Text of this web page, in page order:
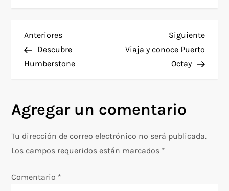
N
a
e
g
a
c
Entrada
anterior
Anteriores
Descubre
Humberstone
Siguiente
Viaja y conoce Puerto
Octay
Agregar un comentario
Tu dirección de correo electrónico no será publicada.
Los campos requeridos están marcados *
Comentario *